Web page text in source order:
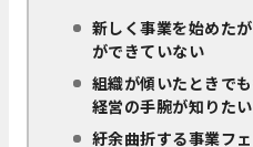
新しく事業を始めた
ができていない
組織が傾いたときで
経営の手腕が知りたい
紆余曲折する事業フ